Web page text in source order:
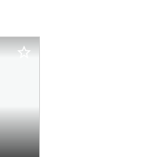

Применить